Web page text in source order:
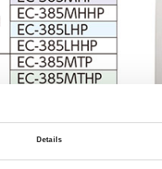
Details